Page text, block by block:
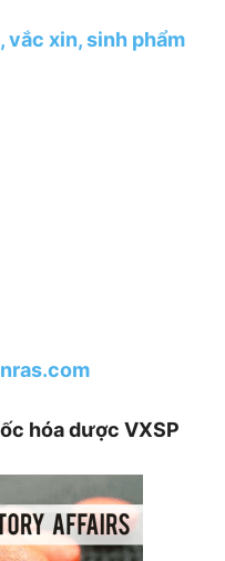
xin, sinh phẩm
hóa dược VXSP